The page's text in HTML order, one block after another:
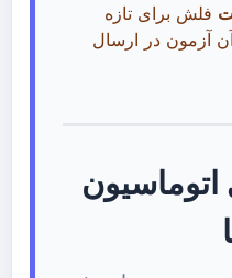
فلش برای تازه
آزمون در ارسال